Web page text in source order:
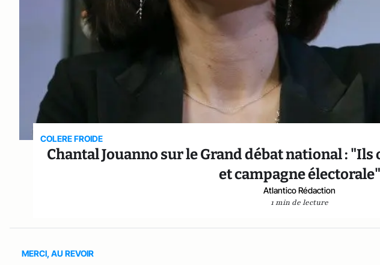
COLERE FROIDE
Chantal Jouanno sur le Grand débat national :
et campagne électorale"
Atlantico Rédaction
1 min de lecture
MERCI, AU REVOIR